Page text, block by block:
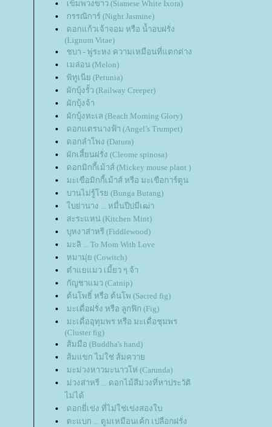
เข็มพวงขาว (Siamese White Ixora)
กรรณิการ์ (Night Jasmine)
ดอกแก้วเจ้าจอม หรือ น้ำอบฝรั่ง
(Lignum Vitae)
ชบา - พู่ระหง ความเหมือนที่แตกต่าง
เมล่อน (Melon)
พิทูเนีย (Petunia)
ผักบุ้งรั้ว (Railway Creeper)
ผักบุ้งจ้า
ผักบุ้งทะเล (Beach Morning Glory)
ดอกแตรนางฟ้า (Angel’s Trumpet)
ดอกลำโพง (Datura)
ผักเสี้ยนฝรั่ง (Cleome spinosa)
ดอกมิกกี้เม้าส์ (Mickey mouse plant )
มะเขือมิกกี้เม้าส์ หรือ มะเขือการ์ตูน
บานไม่รู้โรย (Bunga Butang)
บย่านาง ... หมื่นปีบ่มีเฒ่า
สะระแหน่ (Kitchen Mint)
บุหงาส่าหรี (Fiddlewood)
มะลิ ... To Mom With Love
หมามุ่ย (Cowitch)
ตำแยแมว เมี้ยว ๆ จ้า
กัญชาแมว (Catnip)
ต้นโพธิ์ หรือ ต้นโพ (Sacred fig)
มะเดื่อฝรั่ง หรือ ลูกฟิก (Fig)
มะเดื่ออุทุมพร หรือ มะเดื่อชุมพร
(Cluster fig)
ส้มมือ (Buddha's hand)
ส้มแขก ไม่ใช่ ส้มควา
มะม่วงหาวมะนาวโห่ (Carunda)
ม่วงส่าหรี ... ดอกไม้สีม่วงที่หาประวัติ
ไม่ได้
ดอกยี่เข่ง ที่ไม่ใช่เข่งสองใบ
ตะแบก ... ตูมเหมือนเค้ก เปลือกฝรั่ง